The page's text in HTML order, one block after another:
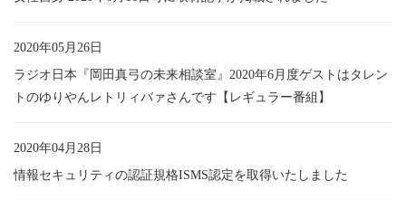
2020年05月26日
ラジオ日本『岡田真弓の未来相談室』2020年6月度ゲストはタレン
トのゆりやんレトリィバァさんです【レギュラー番組】
2020年04月28日
情報セキュリティの認証規格ISMS認定を取得いたしました